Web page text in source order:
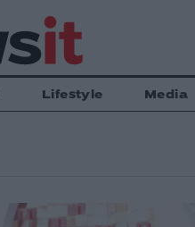
Lifestyle Media